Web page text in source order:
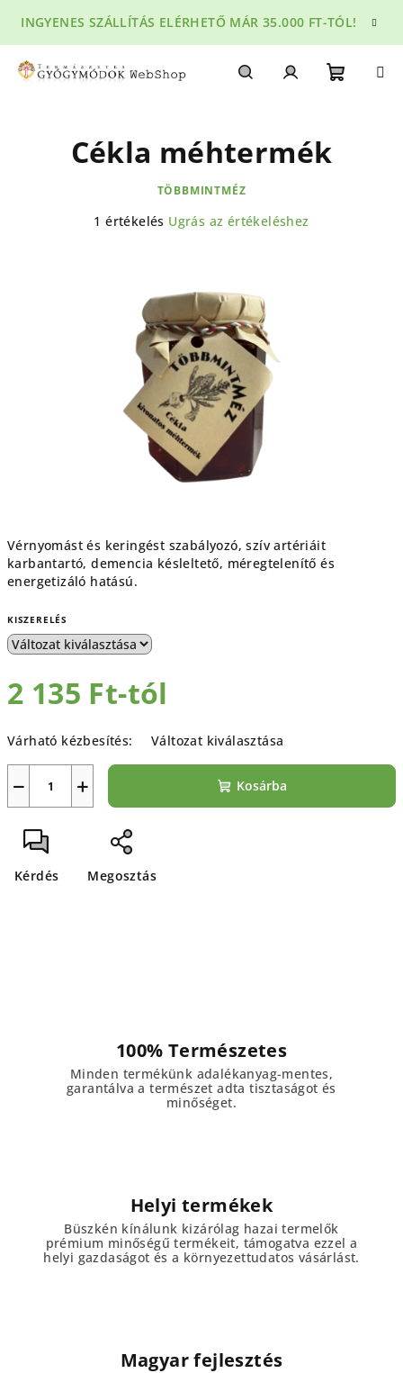
fő
tartalomhoz
INGYENES SZÁLLÍTÁS ELÉRHETŐ MÁR 35.000 FT-TÓL!
Vérnyomást és keringést szabályozó, szív artériáit
karbantartó, demencia késleltető, méregtelenítő és
energetizáló hatású.
KISZERELÉS
2 135 Ft-tól
Várható kézbesítés:
Változat kiválasztása
+
− Kosárba
Kérdés Megosztás
Cékla méhtermék
TÖBBMINTMÉZ
A
csillag.
1 értékelés Ugrás az értékeléshez
100% Természetes
Minden termékünk adalékanyag-mentes,
garantálva a természet adta tisztaságot és
minőséget.
Helyi termékek
Büszkén kínálunk kizárólag hazai termelők
prémium minőségű termékeit, támogatva ezzel a
helyi gazdaságot és a környezettudatos vásárlást.
Magyar fejlesztés